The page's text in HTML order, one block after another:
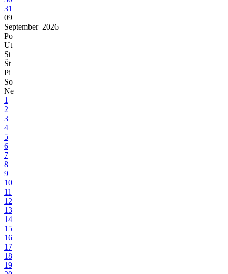
31
09
September 2026
Po
Ut
St
Št
Pi
So
Ne
1
2
3
4
5
6
7
8
9
10
11
12
13
14
15
16
17
18
19